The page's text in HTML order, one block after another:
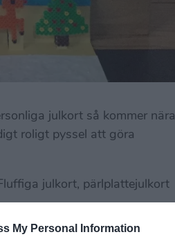
My Personal Information
julkort så kommer nära
roligt pyssel att göra
julkort, pärlplattejulkort